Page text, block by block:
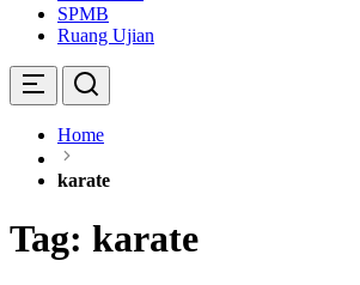
SPMB
Ruang Ujian
Home
karate
Tag: karate